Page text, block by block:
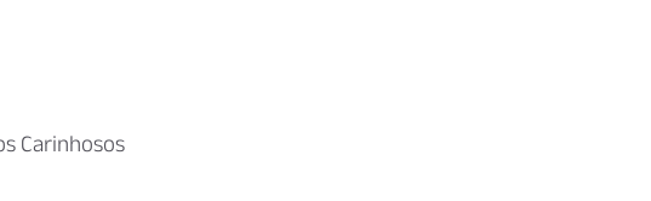
Carinhosos